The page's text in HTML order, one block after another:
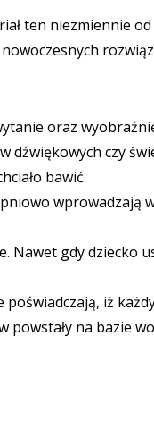
ten niezmiennie od
oraz
dźwiękowych czy
bawić.
wprowadzają
Nawet gdy dziecko
iż
na bazie